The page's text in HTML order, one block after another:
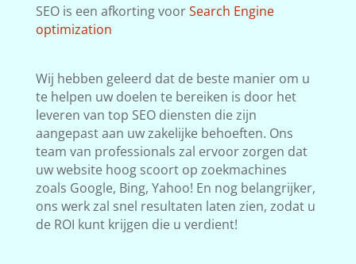
SEO is een afkorting voorSearch Engine
optimization
Wij hebben geleerd dat de beste manier om u
te helpen uw doelen te bereiken is door het
leveren van top SEO diensten die zijn
aangepast aan uw zakelijke behoeften. Ons
team van professionals zal ervoor zorgen dat
uw website hoog scoort op zoekmachines
zoals Google, Bing, Yahoo! En nog belangrijker,
ons werk zal snel resultaten laten zien, zodat u
de ROI kunt krijgen die u verdient!